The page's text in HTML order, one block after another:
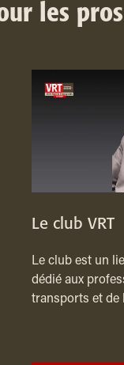
les
Le club VRT
Le club est un
dédié aux
transports et de